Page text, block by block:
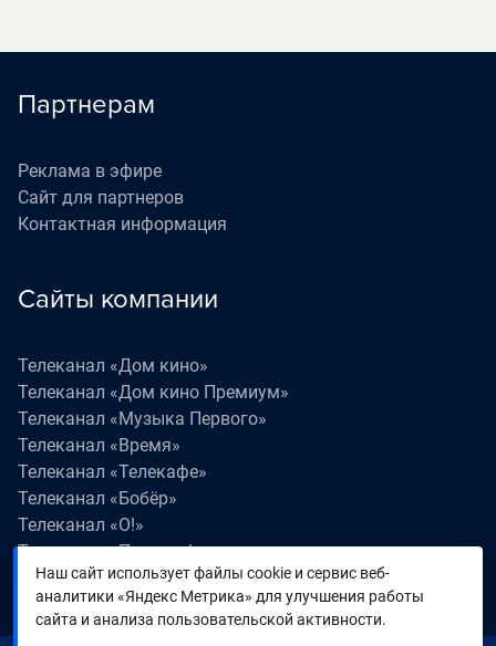
Партнерам
Реклама в эфире
Сайт для партнеров
Контактная информация
Сайты компании
Телеканал «Дом кино»
Телеканал «Дом кино Премиум»
Телеканал «Музыка Первого»
Телеканал «Время»
Телеканал «Телекафе»
Телеканал «Бобёр»
Телеканал «О!»
Телеканал «Поехали!»
Телеканал «Победа»
Телеканал «Лапки LIVE»
Наш сайт использует файлы cookie и сервис веб-
аналитики «Яндекс Метрика» для улучшения работы
сайта и анализа пользовательской активности.